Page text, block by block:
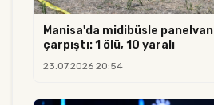
Manisa'da midibüsle panelvan
çarpıştı: 1 ölü, 10 yaralı
23.07.2026 20:54